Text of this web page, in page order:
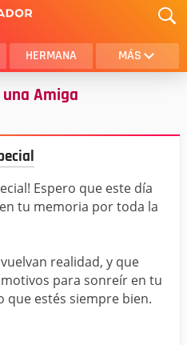
HERMANA MÁS
HIJO
HOMBRE
CUÑADA
Amiga
Espero que este día
tu memoria por toda la
realidad, y que
para sonreír en tu
que estés siempre bien.